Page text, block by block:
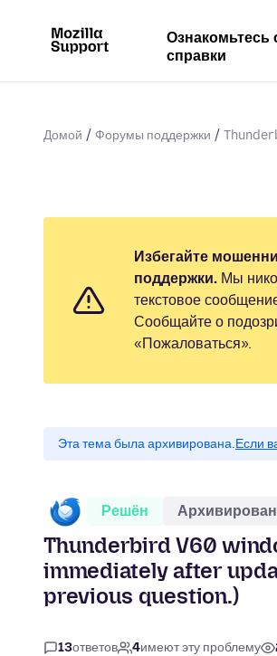
Ознакомьтесь
справки
Домой Форумы поддержки
Избегайте
поддержки. Мы
текстовое
Сообщайте о
«Пожаловаться».
Эта тема была архивирована.Если
Решён
Thunderbird V60
immediately after
previous question.)
13ответов 4имеют эту проблему